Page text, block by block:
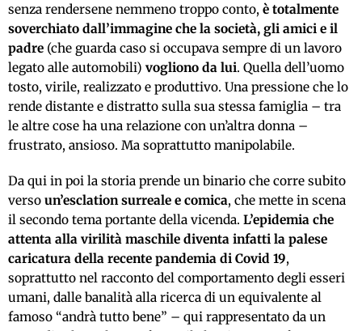
senza rendersene nemmeno troppo conto, è totalmente
soverchiato dall’immagine che la società, gli amici e il
padre (che guarda caso si occupava sempre di un lavoro
legato alle automobili) vogliono da lui. Quella dell’uomo
tosto, virile, realizzato e produttivo. Una pressione che lo
rende distante e distratto sulla sua stessa famiglia – tra
le altre cose ha una relazione con un’altra donna –
frustrato, ansioso. Ma soprattutto manipolabile.
Da qui in poi la storia prende un binario che corre subito
verso un’esclation surreale e comica, che mette in scena
il secondo tema portante della vicenda. L’epidemia che
attenta alla virilità maschile diventa infatti la palese
caricatura della recente pandemia di Covid 19,
soprattutto nel racconto del comportamento degli esseri
umani, dalle banalità alla ricerca di un equivalente al
famoso “andrà tutto bene” – qui rappresentato da un